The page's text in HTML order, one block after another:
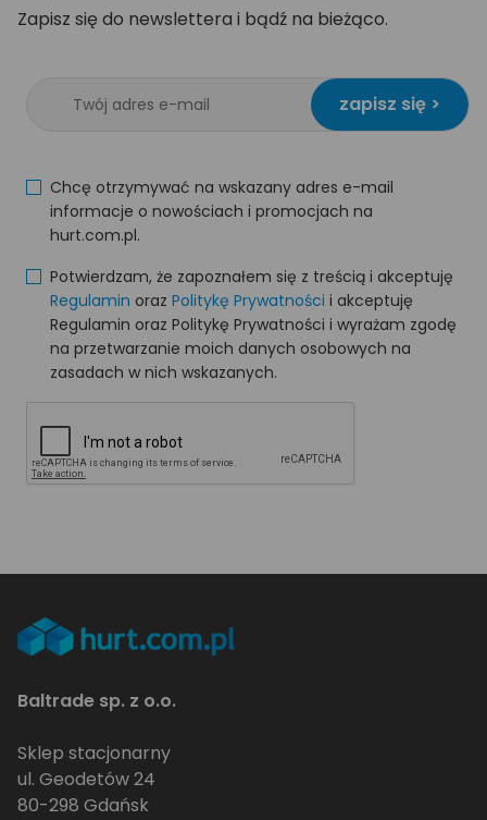
Zapisz się do newslettera i bądź na bieżąco.
zapisz się >
Chcę otrzymywać na wskazany adres e-mail
informacje o nowościach i promocjach na
hurt.com.pl.
Potwierdzam, że zapoznałem się z treścią i akceptuję
Regulamin oraz Politykę Prywatności i akceptuję
Regulamin oraz Politykę Prywatności i wyrażam zgodę
na przetwarzanie moich danych osobowych na
zasadach w nich wskazanych.
Baltrade sp. z o.o.
Sklep stacjonarny
ul. Geodetów 24
80-298 Gdańsk